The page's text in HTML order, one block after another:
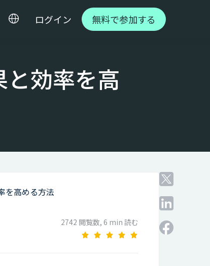
ログイン 無料で参加する
効率を高
を高める方法
2742 閲覧数, 6 min 読む